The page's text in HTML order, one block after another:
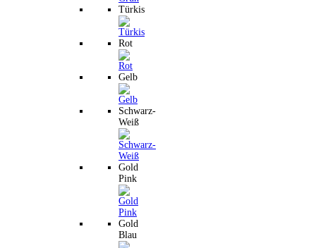
Türkis
Rot
Gelb
Schwarz-
Weiß
Gold
Pink
Gold
Blau